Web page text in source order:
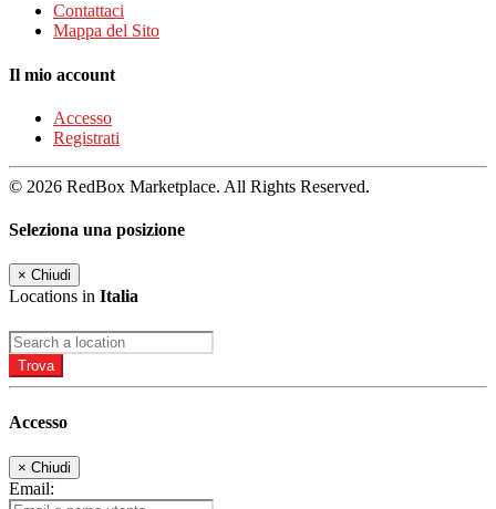
Contattaci
Mappa del Sito
Il mio account
Accesso
Registrati
© 2026 RedBox Marketplace. All Rights Reserved.
Seleziona una posizione
× Chiudi
Locations in Italia
Trova
Accesso
× Chiudi
Email: